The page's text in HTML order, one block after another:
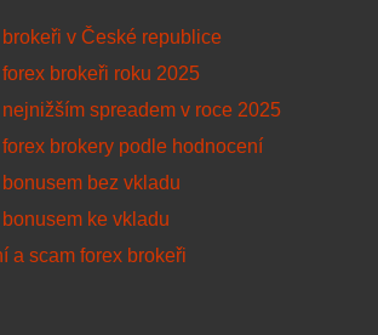
v České republice
brokeři roku 2025
nejnižším spreadem v roce 2025
brokery podle hodnocení
bez vkladu
ke vkladu
a scam forex brokeři